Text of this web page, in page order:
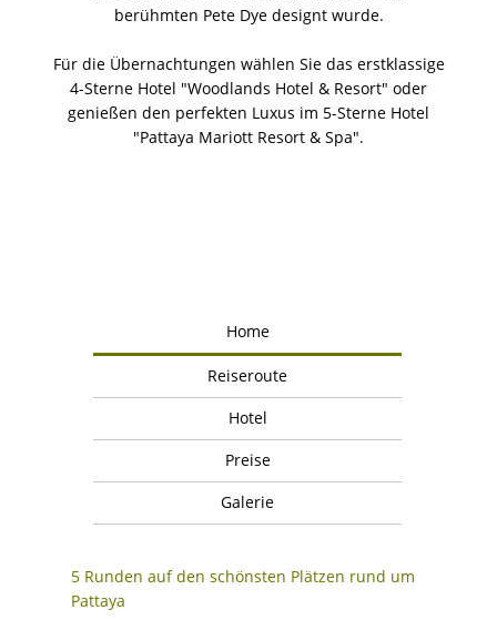
berühmten Pete Dye designt wurde.
Für die Übernachtungen wählen Sie das erstklassige
4-Sterne Hotel "Woodlands Hotel & Resort" oder
genießen den perfekten Luxus im 5-Sterne Hotel
"Pattaya Mariott Resort & Spa".
Home
Reiseroute
Hotel
Preise
Galerie
5 Runden auf den schönsten Plätzen rund um
Pattaya